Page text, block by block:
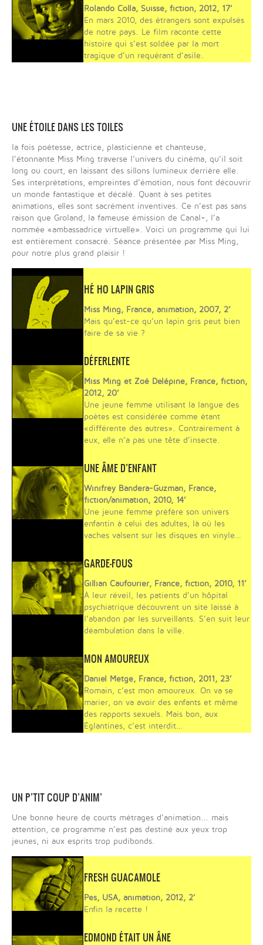
Rolando Colla, Suisse, fiction, 2012, 17’
En mars 2010, des étrangers sont expulsés
de notre pays. Le film raconte cette
histoire qui s’est soldée par la mort
tragique d’un requérant d’asile.
UNE ÉTOILE DANS LES TOILES
la fois poétesse, actrice, plasticienne et chanteuse,
l’étonnante Miss Ming traverse l’univers du cinéma, qu’il soit
long ou court, en laissant des sillons lumineux derrière elle.
Ses interprétations, empreintes d’émotion, nous font découvrir
un monde fantastique et décalé. Quant à ses petites
animations, elles sont sacrément inventives. Ce n’est pas sans
raison que Groland, la fameuse émission de Canal+, l’a
nommée «ambassadrice virtuelle». Voici un programme qui lui
est entièrement consacré. Séance présentée par Miss Ming,
pour notre plus grand plaisir !
HÉ HO LAPIN GRIS
Miss Ming, France, animation, 2007, 2’
Mais qu’est-ce qu’un lapin gris peut bien
faire de sa vie ?
DÉFERLENTE
Miss Ming et Zoé Delépine, France, fiction,
2012, 20’
Une jeune femme utilisant la langue des
poètes est considérée comme étant
«différente des autres». Contrairement à
eux, elle n’a pas une tête d’insecte.
UNE ÂME D’ENFANT
Winifrey Bandera-Guzman, France,
fiction/animation, 2010, 14’
Une jeune femme préfère son univers
enfantin à celui des adultes, là où les
vaches valsent sur les disques en vinyle…
GARDE-FOUS
Gillian Caufourier, France, fiction, 2010, 11’
À leur réveil, les patients d’un hôpital
psychiatrique découvrent un site laissé à
l’abandon par les surveillants. S’en suit leur
déambulation dans la ville.
MON AMOUREUX
Daniel Metge, France, fiction, 2011, 23’
Romain, c’est mon amoureux. On va se
marier, on va avoir des enfants et même
des rapports sexuels. Mais bon, aux
Églantines, c’est interdit…
UN P’TIT COUP D’ANIM’
Une bonne heure de courts métrages d’animation... mais
attention, ce programme n’est pas destiné aux yeux trop
jeunes, ni aux esprits trop pudibonds.
FRESH GUACAMOLE
Pes, USA, animation, 2012, 2’
Enfin la recette !
EDMOND ÉTAIT UN ÂNE